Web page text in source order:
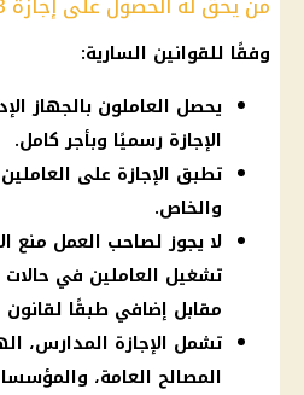
وفقًا للقوانين السارية:
يحصل العاملون بالجهاز
الإجازة رسميًا وبأجر كامل.
تطبق الإجازة على
والخاص.
لا يجوز لصاحب العمل منع
تشغيل العاملين في
مقابل إضافي طبقًا لقانون
تشمل الإجازة المدارس،
المصالح العامة،